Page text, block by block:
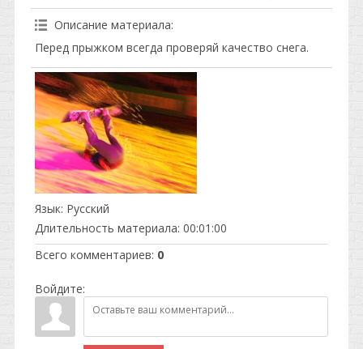
Описание материала:
Перед прыжком всегда проверяй качество снега.
Язык: Русский
Длительность материала: 00:01:00
Всего комментариев: 0
Войдите: